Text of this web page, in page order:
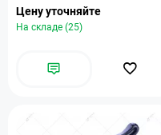
Цену уточняйте
На складе (25)